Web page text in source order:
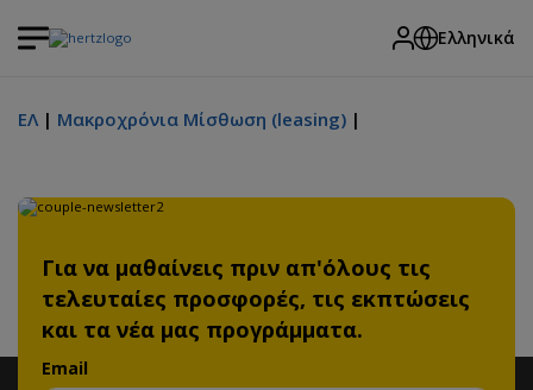
Ελληνικά
ΕΛ Μακροχρόνια Μίσθωση (leasing)
Για να μαθαίνεις πριν απ'όλους τις
τελευταίες προσφορές, τις εκπτώσεις
και τα νέα μας προγράμματα.
Email